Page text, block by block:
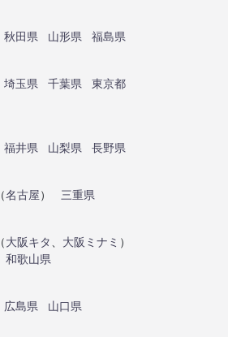
秋田県 山形県
福島県
埼玉県 千葉県
東京都
福井県 山梨県
長野県
（名古屋）
三重県
（大阪キタ 大阪ミナミ ）
和歌山県
広島県
山口県